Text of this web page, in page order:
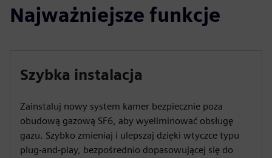
Najważniejsze funkcje
Szybka instalacja
Zainstaluj nowy system kamer bezpiecznie poza
obudową gazową SF6, aby wyeliminować obsługę
gazu. Szybko zmieniaj i ulepszaj dzięki wtyczce typu
plug-and-play, bezpośrednio dopasowującej się do